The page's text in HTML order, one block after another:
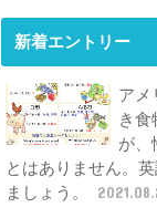
新着エントリー
アメ
き食
が、
とはありません。
ましょう。